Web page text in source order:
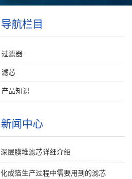
导航栏目
过滤器
滤芯
产品知识
新闻中心
深层膜堆滤芯详细介绍
化成箔生产过程中需要用到的滤芯